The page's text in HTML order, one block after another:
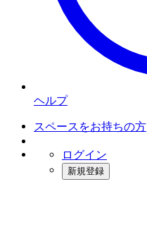
ヘルプ
スペースをお持ちの方
ログイン
新規登録